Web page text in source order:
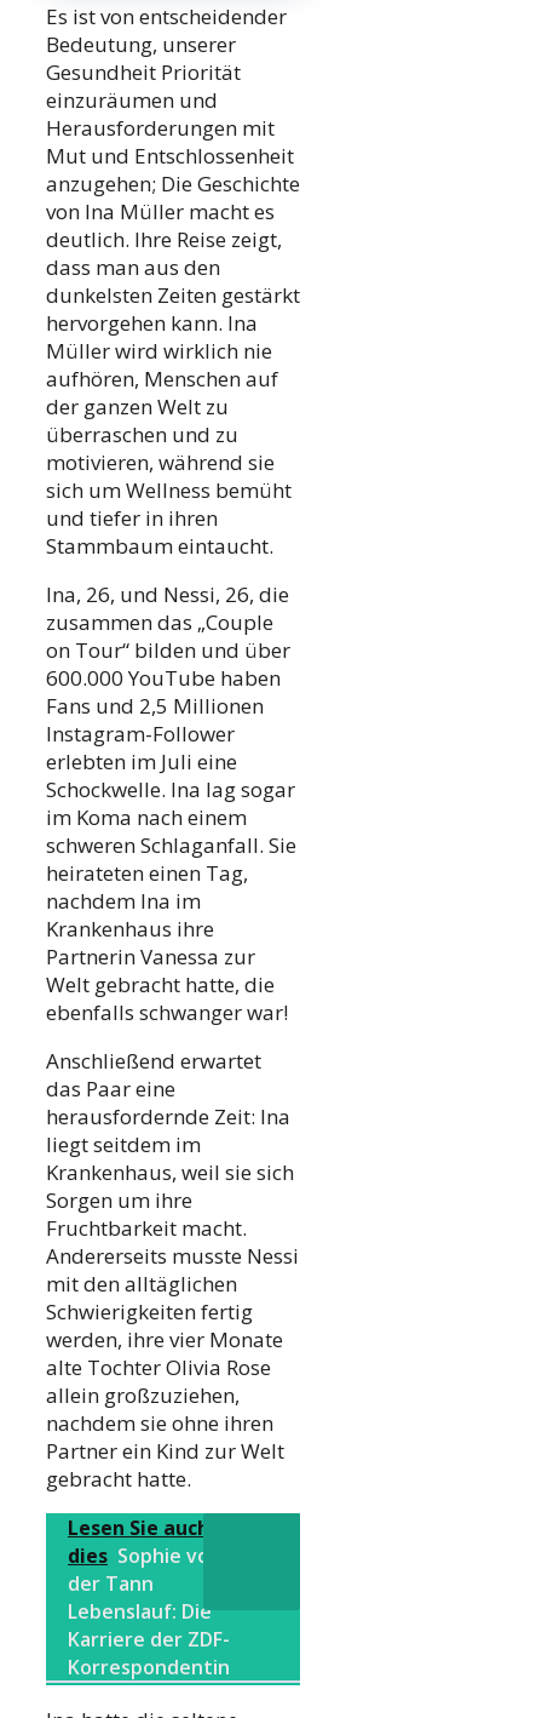
Es ist von entscheidender
Bedeutung, unserer
Gesundheit Priorität
einzuräumen und
Herausforderungen mit
Mut und Entschlossenheit
anzugehen; Die Geschichte
von Ina Müller macht es
deutlich. Ihre Reise zeigt,
dass man aus den
dunkelsten Zeiten gestärkt
hervorgehen kann. Ina
Müller wird wirklich nie
aufhören, Menschen auf
der ganzen Welt zu
überraschen und zu
motivieren, während sie
sich um Wellness bemüht
und tiefer in ihren
Stammbaum eintaucht.
Ina, 26, und Nessi, 26, die
zusammen das „Couple
on Tour“ bilden und über
600.000 YouTube haben
Fans und 2,5 Millionen
Instagram-Follower
erlebten im Juli eine
Schockwelle. Ina lag sogar
im Koma nach einem
schweren Schlaganfall. Sie
heirateten einen Tag,
nachdem Ina im
Krankenhaus ihre
Partnerin Vanessa zur
Welt gebracht hatte, die
ebenfalls schwanger war!
Anschließend erwartet
das Paar eine
herausfordernde Zeit: Ina
liegt seitdem im
Krankenhaus, weil sie sich
Sorgen um ihre
Fruchtbarkeit macht.
Andererseits musste Nessi
mit den alltäglichen
Schwierigkeiten fertig
werden, ihre vier Monate
alte Tochter Olivia Rose
allein großzuziehen,
nachdem sie ohne ihren
Partner ein Kind zur Welt
gebracht hatte.
Lesen Sie auch
dies Sophie von
der Tann
Lebenslauf: Die
Karriere der ZDF-
Korrespondentin